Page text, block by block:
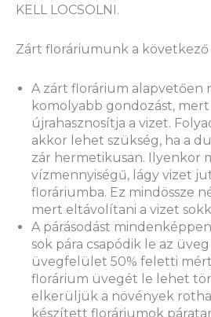
KELL LOCSOLNI.
Zárt floráriumunk a következő
A zárt florárium alapvetően
komolyabb gondozást,
újrahasznosítja a vizet.
akkor lehet szükség, ha a
zár hermetikusan. Ilyenkor
vízmennyiségű, lágy vizet
floráriumba. Ez mindössze
mert eltávolítani a vizet
A párásodást
sok pára csapódik le az
üvegfelület 50% feletti
florárium üvegét le lehet
elkerüljük a növények
készített floráriumok